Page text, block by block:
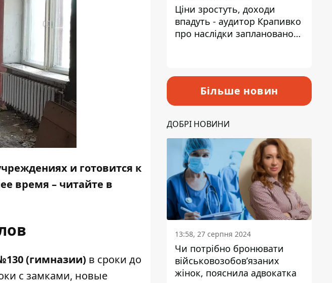
и готовится к
время – читайте в
(гимназии) в сроки до
с замками, новые
Ціни зростуть, доходи
впадуть - аудитор Крапивко
про наслідки запланованого
Більше новин
ДОБРІ НОВИНИ
13:58, 27 серпня 2024
Чи потрібно бронювати
військовозобов’язаних
жінок, пояснила адвокатка